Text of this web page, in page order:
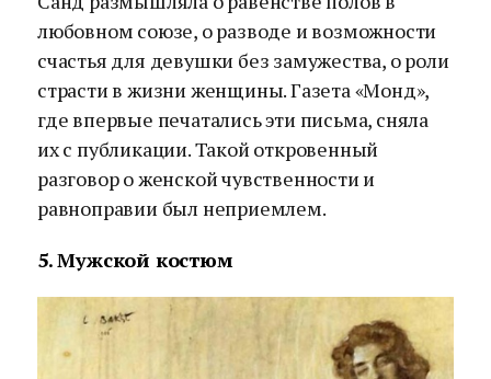
любовном союзе, о разводе и возможности
счастья для девушки без замужества, о роли
страсти в жизни женщины. Газета «Монд»,
где впервые печатались эти письма, сняла
их с публикации. Такой откровенный
разговор о женской чувственности и
равноправии был неприемлем.
5. Мужской костюм